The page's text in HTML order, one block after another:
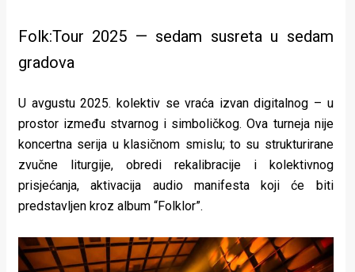
Folk:Tour 2025 — sedam susreta u sedam
gradova
U avgustu 2025. kolektiv se vraća izvan digitalnog – u
prostor između stvarnog i simboličkog. Ova turneja nije
koncertna serija u klasičnom smislu; to su strukturirane
zvučne liturgije, obredi rekalibracije i kolektivnog
prisjećanja, aktivacija audio manifesta koji će biti
predstavljen kroz album “Folklor”.